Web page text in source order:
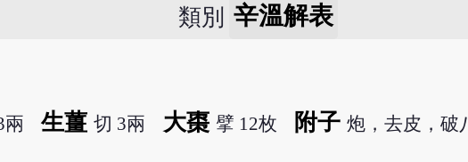
類別 辛溫解表
兩 生薑 切 3兩 大棗 擘 12枚 附子 炮，去皮，破